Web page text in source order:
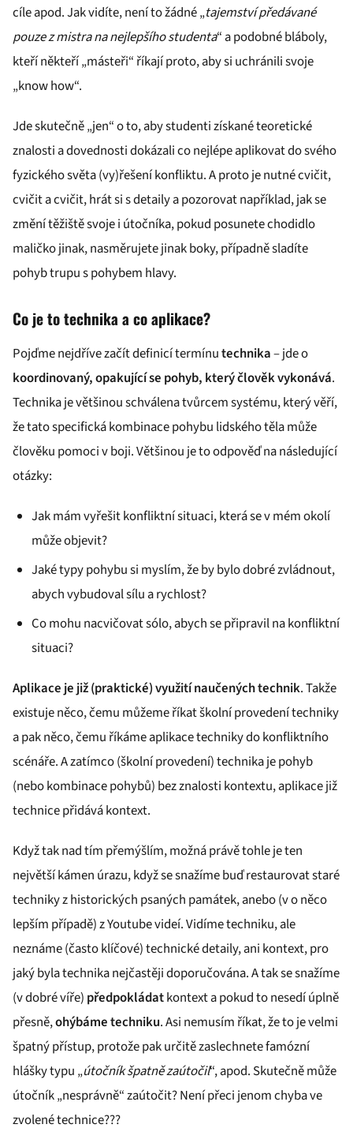
cíle apod. Jak vidíte, není to žádné „tajemství předávané
pouze z mistra na nejlepšího studenta“ a podobné bláboly,
kteří někteří „másteři“ říkají proto, aby si uchránili svoje
„know how“.
Jde skutečně „jen“ o to, aby studenti získané teoretické
znalosti a dovednosti dokázali co nejlépe aplikovat do svého
fyzického světa (vy)řešení konfliktu. A proto je nutné cvičit,
cvičit a cvičit, hrát si s detaily a pozorovat například, jak se
změní těžiště svoje i útočníka, pokud posunete chodidlo
maličko jinak, nasměrujete jinak boky, případně sladíte
pohyb trupu s pohybem hlavy.
Co je to technika a co aplikace?
Pojďme nejdříve začít definicí termínutechnika– jde o
koordinovaný, opakující se pohyb, který člověk vykonává.
Technika je většinou schválena tvůrcem systému, který věří,
že tato specifická kombinace pohybu lidského těla může
člověku pomoci v boji. Většinou je to odpověď na následující
otázky:
Jak mám vyřešit konfliktní situaci, která se v mém okolí
může objevit?
Jaké typy pohybu si myslím, že by bylo dobré zvládnout,
abych vybudoval sílu a rychlost?
Co mohu nacvičovat sólo, abych se připravil na konfliktní
situaci?
Aplikace je již (praktické) využití naučených technik. Takže
existuje něco, čemu můžeme říkat školní provedení techniky
a pak něco, čemu říkáme aplikace techniky do konfliktního
scénáře. A zatímco (školní provedení) technika je pohyb
(nebo kombinace pohybů) bez znalosti kontextu, aplikace již
technice přidává kontext.
Když tak nad tím přemýšlím, možná právě tohle je ten
největší kámen úrazu, když se snažíme buď restaurovat staré
techniky z historických psaných památek, anebo (v o něco
lepším případě) z Youtube videí. Vidíme techniku, ale
neznáme (často klíčové) technické detaily, ani kontext, pro
jaký byla technika nejčastěji doporučována. A tak se snažíme
(v dobré víře) předpokládatkontext a pokud to nesedí úplně
přesně,ohýbáme techniku. Asi nemusím říkat, že to je velmi
špatný přístup, protože pak určitě zaslechnete famózní
hlášky typu „útočník špatně zaútočil“, apod. Skutečně může
útočník „nesprávně“ zaútočit? Není přeci jenom chyba ve
zvolené technice???